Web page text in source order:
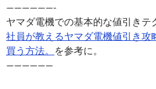
——————-
ヤマダ電機での基本的な値引きテ
社員が教えるヤマダ電機値引き攻
買う方法。
を参考に。
——————